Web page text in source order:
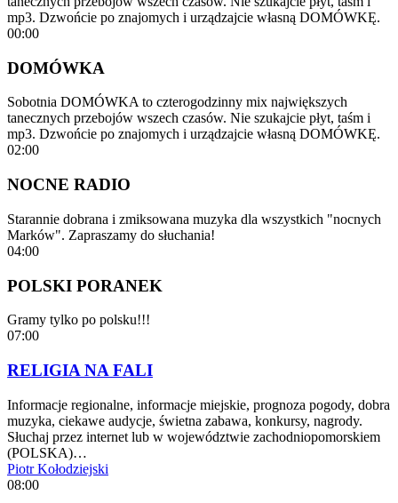
mp3. Dzwońcie po znajomych i urządzajcie własną DOMÓWKĘ.
00:00
DOMÓWKA
Sobotnia DOMÓWKA to czterogodzinny mix największych
tanecznych przebojów wszech czasów. Nie szukajcie płyt, taśm i
mp3. Dzwońcie po znajomych i urządzajcie własną DOMÓWKĘ.
02:00
NOCNE RADIO
Starannie dobrana i zmiksowana muzyka dla wszystkich "nocnych
Marków". Zapraszamy do słuchania!
04:00
POLSKI PORANEK
Gramy tylko po polsku!!!
07:00
RELIGIA NA FALI
Informacje regionalne, informacje miejskie, prognoza pogody, dobra
muzyka, ciekawe audycje, świetna zabawa, konkursy, nagrody.
Słuchaj przez internet lub w województwie zachodniopomorskiem
(POLSKA)…
Piotr Kołodziejski
08:00